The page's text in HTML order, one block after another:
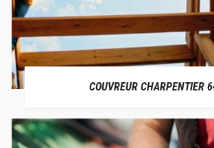
COUVREUR CHARPENTIER